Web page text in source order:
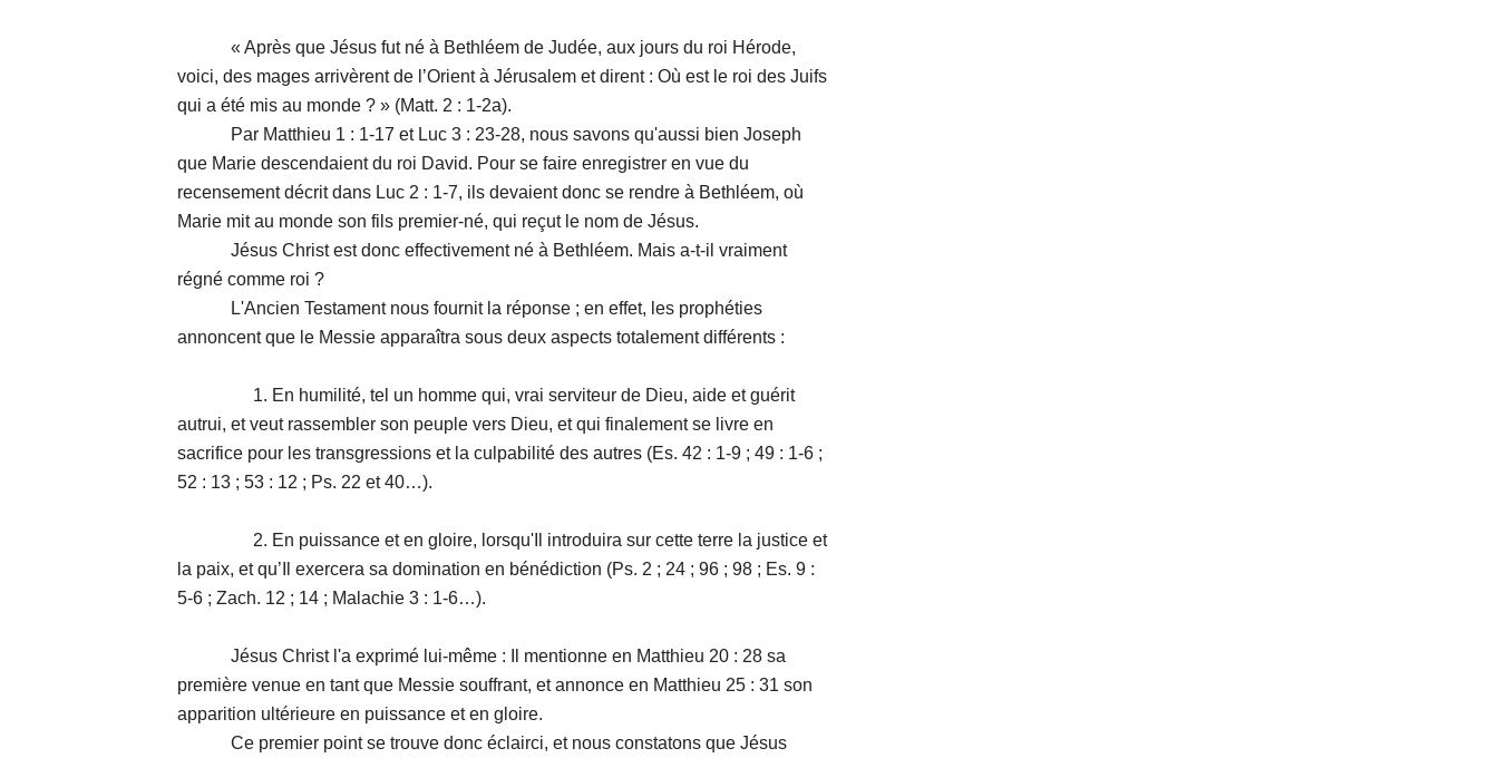
« Après que Jésus fut né à Bethléem de Judée, aux jours du roi Hérode,
voici, des mages arrivèrent de l’Orient à Jérusalem et dirent : Où est le roi des Juifs
qui a été mis au monde ? » (Matt. 2 : 1-2a).
Par Matthieu 1 : 1-17 et Luc 3 : 23-28, nous savons qu'aussi bien Joseph
que Marie descendaient du roi David. Pour se faire enregistrer en vue du
recensement décrit dans Luc 2 : 1-7, ils devaient donc se rendre à Bethléem, où
Marie mit au monde son fils premier-né, qui reçut le nom de Jésus.
Jésus Christ est donc effectivement né à Bethléem. Mais a-t-il vraiment
régné comme roi ?
L'Ancien Testament nous fournit la réponse ; en effet, les prophéties
annoncent que le Messie apparaîtra sous deux aspects totalement différents :
1. En humilité, tel un homme qui, vrai serviteur de Dieu, aide et guérit
autrui, et veut rassembler son peuple vers Dieu, et qui finalement se livre en
sacrifice pour les transgressions et la culpabilité des autres (Es. 42 : 1-9 ; 49 : 1-6 ;
52 : 13 ; 53 : 12 ; Ps. 22 et 40…).
2. En puissance et en gloire, lorsqu'Il introduira sur cette terre la justice et
la paix, et qu’Il exercera sa domination en bénédiction (Ps. 2 ; 24 ; 96 ; 98 ; Es. 9 :
5-6 ; Zach. 12 ; 14 ; Malachie 3 : 1-6…).
Jésus Christ l'a exprimé lui-même : Il mentionne en Matthieu 20 : 28 sa
première venue en tant que Messie souffrant, et annonce en Matthieu 25 : 31 son
apparition ultérieure en puissance et en gloire.
Ce premier point se trouve donc éclairci, et nous constatons que Jésus